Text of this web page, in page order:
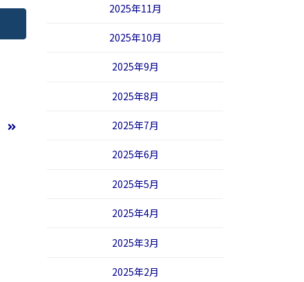
2025年11月
2025年10月
2025年9月
2025年8月
2025年7月
2025年6月
2025年5月
2025年4月
2025年3月
2025年2月